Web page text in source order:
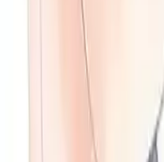
Yorumlar: